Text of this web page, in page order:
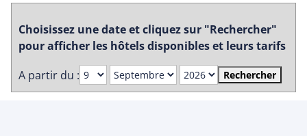
Choisissez une date et cliquez sur "Rechercher"
pour afficher les hôtels disponibles et leurs tarifs
A partir du :
Rechercher